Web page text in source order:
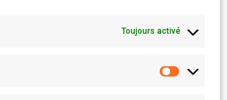
Toujours activé